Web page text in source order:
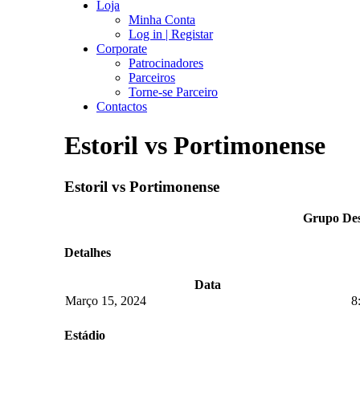
Loja
Minha Conta
Log in | Registar
Corporate
Patrocinadores
Parceiros
Torne-se Parceiro
Contactos
Estoril vs Portimonense
Estoril vs Portimonense
Grupo
Detalhes
Data
Março 15, 2024
Estádio